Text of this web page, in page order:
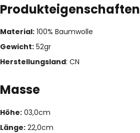
Produkteigenschaften
Material: 100% Baumwolle
Gewicht: 52gr
Herstellungsland: CN
Masse
Höhe: 03,0cm
Länge: 22,0cm